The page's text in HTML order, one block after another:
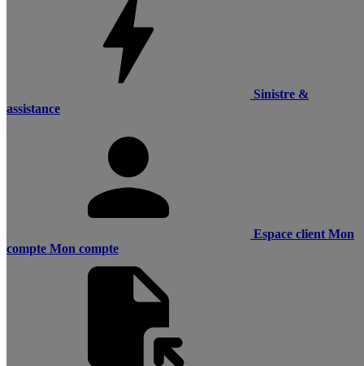
Sinistre &
assistance
Espace client Mon
compte Mon compte